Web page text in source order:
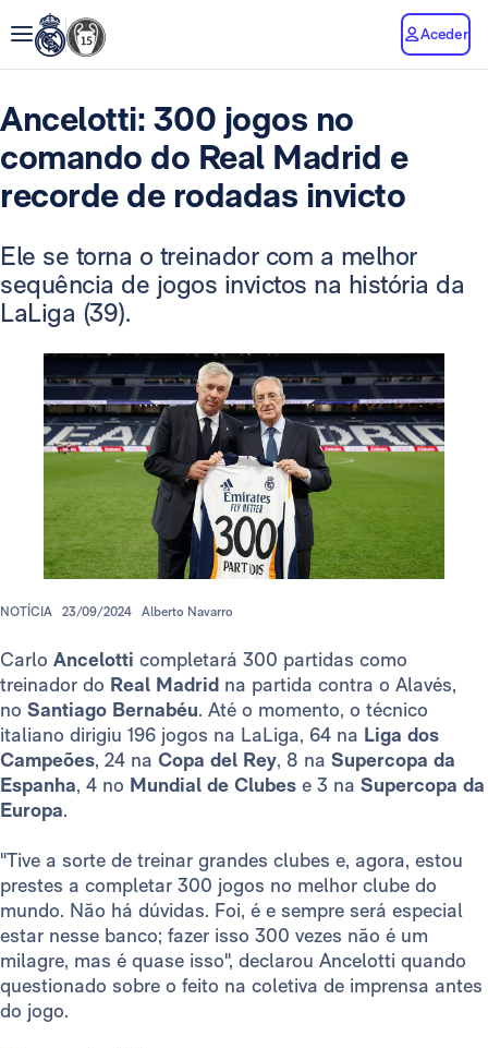
Aceder
Ancelotti: 300 jogos no
comando do Real Madrid e
recorde de rodadas invicto
Ele se torna o treinador com a melhor
sequência de jogos invictos na história da
LaLiga (39).
NOTÍCIA 23/09/2024 Alberto Navarro
Carlo Ancelotti completará 300 partidas como
treinador do Real Madrid na partida contra o Alavés,
no Santiago Bernabéu. Até o momento, o técnico
italiano dirigiu 196 jogos na LaLiga, 64 na Liga dos
Campeões, 24 na Copa del Rey, 8 na Supercopa da
Espanha, 4 no Mundial de Clubes e 3 na Supercopa da
Europa.
"Tive a sorte de treinar grandes clubes e, agora, estou
prestes a completar 300 jogos no melhor clube do
mundo. Não há dúvidas. Foi, é e sempre será especial
estar nesse banco; fazer isso 300 vezes não é um
milagre, mas é quase isso", declarou Ancelotti quando
questionado sobre o feito na coletiva de imprensa antes
do jogo.